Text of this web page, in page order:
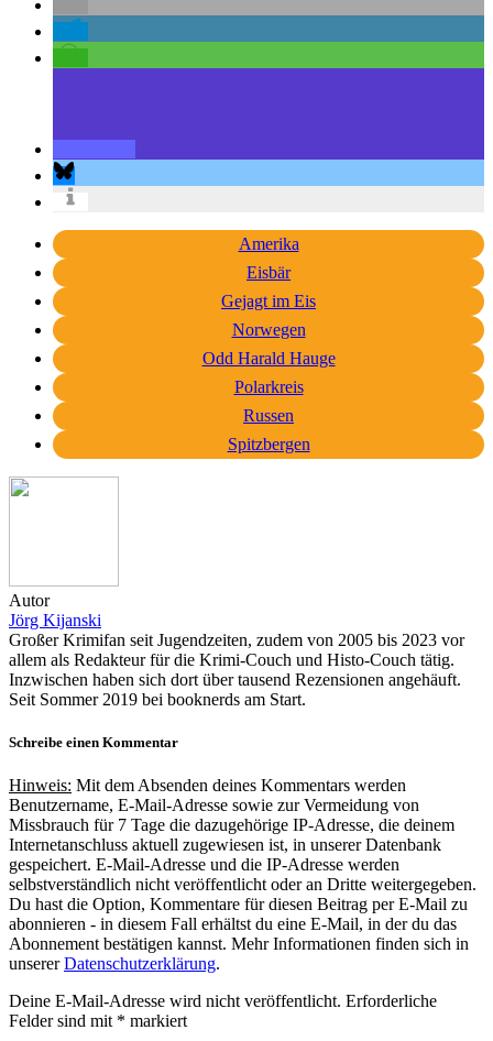
Amerika
Eisbär
Gejagt im Eis
Norwegen
Odd Harald Hauge
Polarkreis
Russen
Spitzbergen
Autor
Jörg Kijanski
Großer Krimifan seit Jugendzeiten, zudem von 2005 bis 2023 vor
allem als Redakteur für die Krimi-Couch und Histo-Couch tätig.
Inzwischen haben sich dort über tausend Rezensionen angehäuft.
Seit Sommer 2019 bei booknerds am Start.
Schreibe einen Kommentar
Hinweis: Mit dem Absenden deines Kommentars werden
Benutzername, E-Mail-Adresse sowie zur Vermeidung von
Missbrauch für 7 Tage die dazugehörige IP-Adresse, die deinem
Internetanschluss aktuell zugewiesen ist, in unserer Datenbank
gespeichert. E-Mail-Adresse und die IP-Adresse werden
selbstverständlich nicht veröffentlicht oder an Dritte weitergegeben.
Du hast die Option, Kommentare für diesen Beitrag per E-Mail zu
abonnieren - in diesem Fall erhältst du eine E-Mail, in der du das
Abonnement bestätigen kannst. Mehr Informationen finden sich in
unsererDatenschutzerklärung.
Deine E-Mail-Adresse wird nicht veröffentlicht. Erforderliche
Felder sind mit * markiert